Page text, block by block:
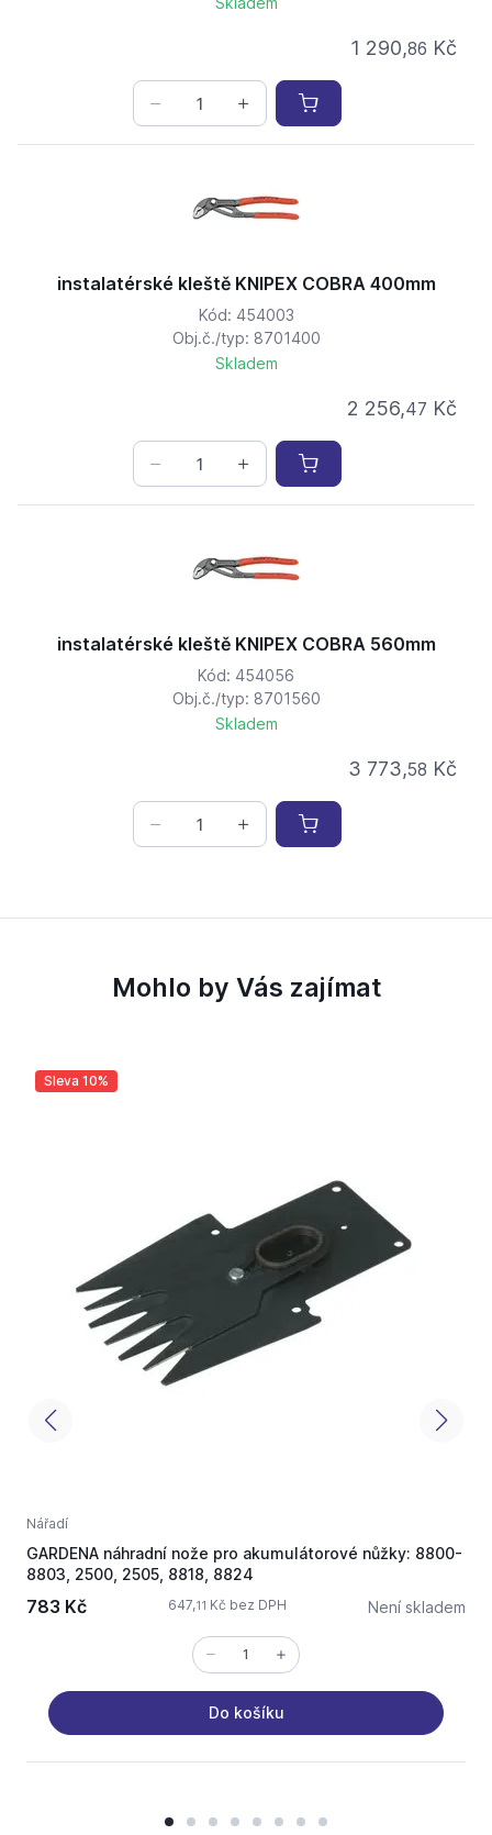
1 290,86 Kč
instalatérské kleště KNIPEX COBRA 400mm
Kód: 454003
Obj.č./typ: 8701400
Skladem
2 256,47 Kč
instalatérské kleště KNIPEX COBRA 560mm
Kód: 454056
Obj.č./typ: 8701560
Skladem
3 773,58 Kč
Mohlo by Vás zajímat
Sleva 10%
Nářadí
GARDENA náhradní nože pro akumulátorové nůžky: 8800-
8803, 2500, 2505, 8818, 8824
783 Kč 647,11 Kč bez DPH Není skladem
Do košíku